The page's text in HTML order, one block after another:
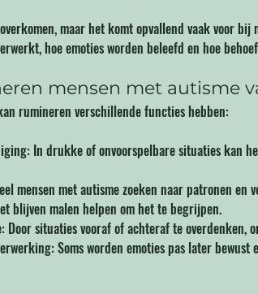
maar het komt opvallend vaak voor bij
hoe emoties worden beleefd en hoe
mensen met autisme
rumineren verschillende functies hebben:
In drukke of onvoorspelbare situaties kan
mensen met autisme zoeken naar patronen
blijven malen helpen om het te begrijpen.
Door situaties vooraf of achteraf te overdenken,
Soms worden emoties pas later bewust